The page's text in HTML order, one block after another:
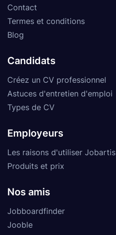
Contact
Termes et conditions
Blog
Candidats
Créez un CV professionnel
Astuces d'entretien d'emploi
Types de CV
Employeurs
Les raisons d'utiliser Jobartis
Produits et prix
Nos amis
Jobboardfinder
Jooble